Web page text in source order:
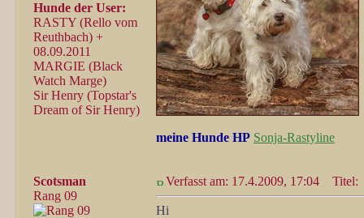
Hunde der User:
RASTY (Rello vom
Reuthbach) +
08.09.2011
MARGIE (Black
Watch Marge)
Sir Henry (Topstar's
Dream of Sir Henry)
meine Hunde HP Sonja-Rastyline
Scotsman
Rang 09
Verfasst am: 17.4.2009, 17:04 Titel:
Hi